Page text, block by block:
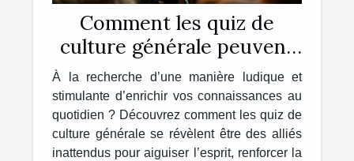
Comment les quiz de
culture générale peuvent
enrichir votre quotidien ?
À la recherche d’une manière ludique et
stimulante d’enrichir vos connaissances au
quotidien ? Découvrez comment les quiz de
culture générale se révèlent être des alliés
inattendus pour aiguiser l’esprit, renforcer la